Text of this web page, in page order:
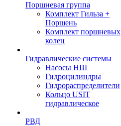
Поршневая группа
Комплект Гильза +
Поршень
Комплект поршневых
колец
Гидравлические системы
Насосы НШ
Гидроцилиндры
Гидрораспределители
Кольцо USIT
гидравлическое
РВД